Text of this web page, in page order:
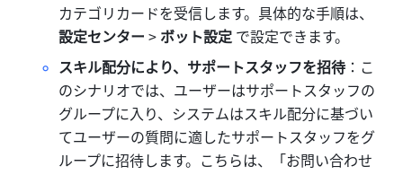
カテゴリカードを受信します。具体的な手順は、
設定センター > ボット設定 で設定できます。
スキル配分により、サポートスタッフを招待 ：こ
のシナリオでは、ユーザーはサポートスタッフの
グループに入り、システムはスキル配分に基づい
てユーザーの質問に適したサポートスタッフをグ
ループに招待します。こちらは、「お問い合わせ